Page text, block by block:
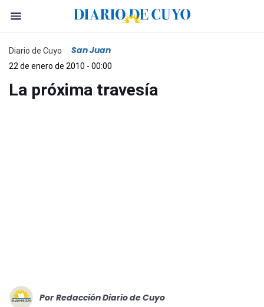
Diario de Cuyo San Juan
22 de enero de 2010 - 00:00
La próxima travesía
Por Redacción Diario de Cuyo